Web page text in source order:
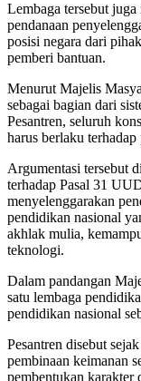
Lembaga tersebut
pendanaan
posisi negara dari
pemberi bantuan.
Menurut Majelis
sebagai bagian dari
Pesantren, seluruh
harus berlaku terhadap
Argumentasi tersebut
terhadap Pasal 31
menyelenggarakan
pendidikan nasional
akhlak mulia,
teknologi.
Dalam pandangan
satu lembaga
pendidikan nasional
Pesantren disebut
pembinaan keimanan
pembentukan karakter